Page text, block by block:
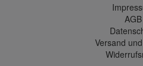
AGB
Versand